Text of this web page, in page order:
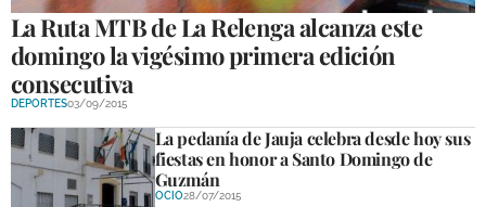
La Ruta MTB de La Relenga alcanza este
domingo la vigésimo primera edición
consecutiva
DEPORTES03/09/2015
La pedanía de Jauja celebra desde hoy sus
fiestas en honor a Santo Domingo de
Guzmán
OCIO28/07/2015